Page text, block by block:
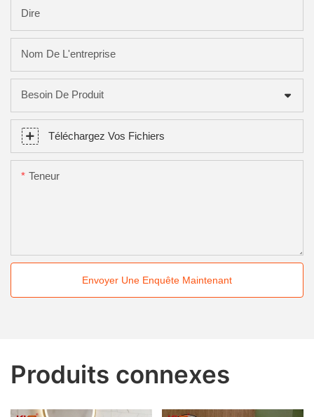
Dire
Nom De L'entreprise
Besoin De Produit
Téléchargez Vos Fichiers
Teneur
Envoyer Une Enquête Maintenant
Produits connexes